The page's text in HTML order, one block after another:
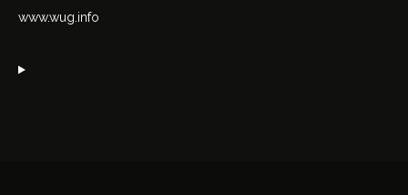
www.wug.info